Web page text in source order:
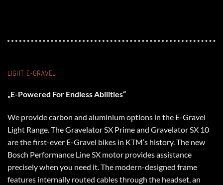
LIGHT E-GRAVEL
„E-Powered For Endless Abilities“
We provide carbon and aluminium options in the E-Gravel
Light Range. The Gravelator SX Prime and Gravelator SX 10
are the first-ever E-Gravel bikes in KTM’s history. The new
Bosch Performance Line SX motor provides assistance
precisely when you need it. The modern-designed frame
features internally routed cables through the headset, an